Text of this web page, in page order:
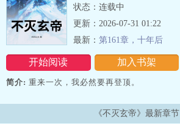
状态：连载中
开始阅读 加入书架
更新：2026-07-31 01:22
最新： 第161章，十年后
简介: 重来一次，我必然要再登顶。
《不灭玄帝》最新章节